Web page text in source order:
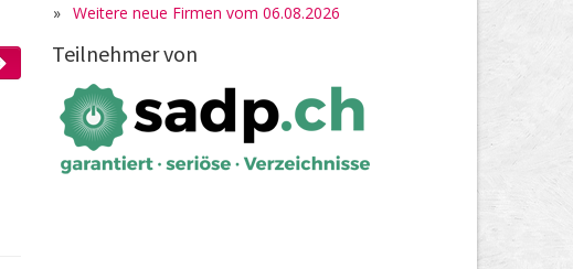
» Weitere neue Firmen vom 06.08.2026
Teilnehmer von